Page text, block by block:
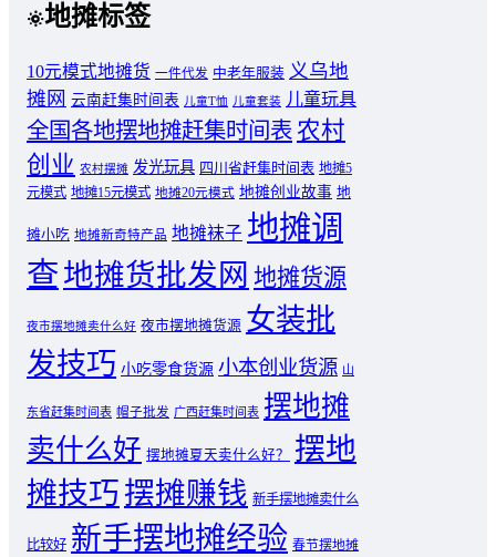
地摊标签
10元模式地摊货 一件代发 中老年服装 义乌地
摊网 云南赶集时间表 儿童T恤 儿童套装 儿童玩具
全国各地摆地摊赶集时间表 农村
创业 农村摆摊 发光玩具 四川省赶集时间表 地摊5
元模式 地摊15元模式 地摊20元模式 地摊创业故事 地
摊小吃 地摊新奇特产品 地摊袜子 地摊调
查地摊货批发网 地摊货源
夜市摆地摊卖什么好 夜市摆地摊货源 女装批
发技巧 小吃零食货源 小本创业货源 山
东省赶集时间表 帽子批发 广西赶集时间表 摆地摊
卖什么好 摆地摊夏天卖什么好？
摆地
摊技巧摆摊赚钱 新手摆地摊卖什么
比较好 新手摆地摊经验 春节摆地摊